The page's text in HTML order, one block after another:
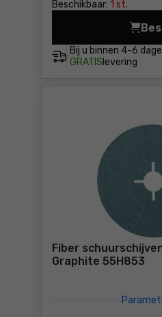
Beschikbaar: 1 st.
Bij u binnen 4-6
GRATIS levering
Fiber
Graphite 55H853